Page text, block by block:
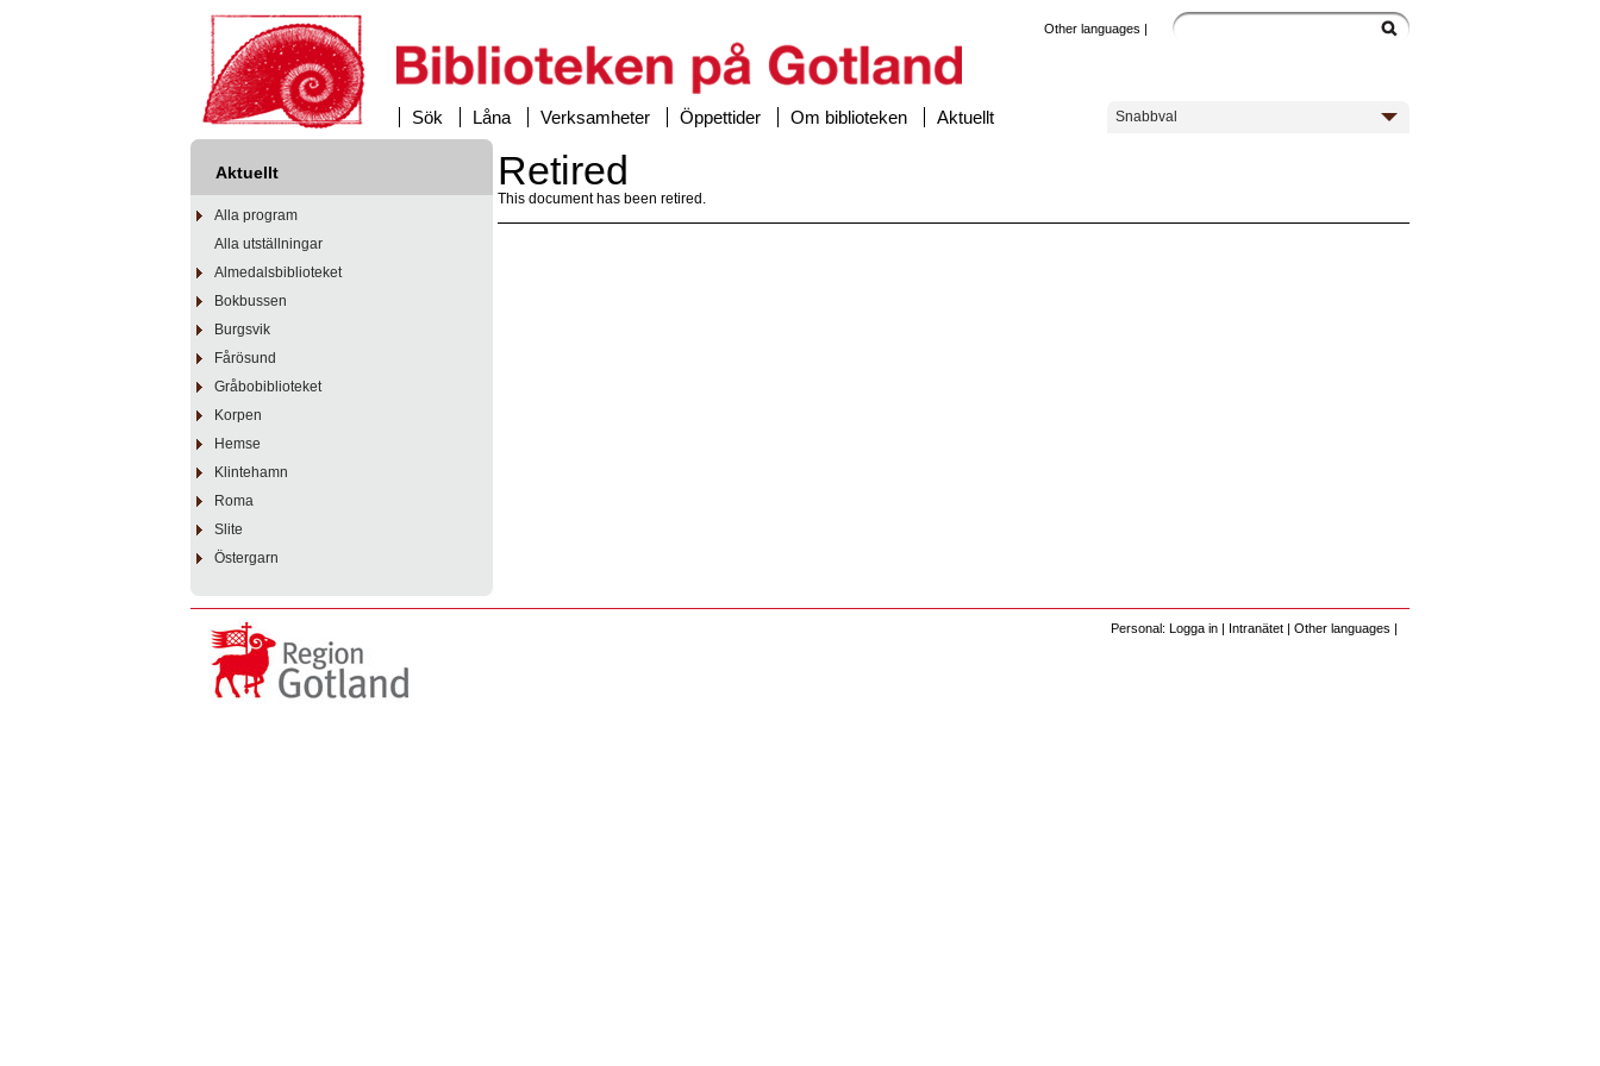
Sök Låna Verksamheter Öppettider Om biblioteken Aktuellt
Other languages |
Snabbval
Aktuellt
Alla program
Alla utställningar
Almedalsbiblioteket
Bokbussen
Burgsvik
Fårösund
Gråbobiblioteket
Korpen
Hemse
Klintehamn
Roma
Slite
Östergarn
Retired
This document has been retired.
Personal: Logga in | Intranätet | Other languages |